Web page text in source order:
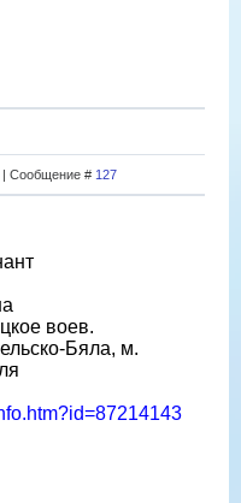
| Сообщение # 127
воев.
Бяла, м.